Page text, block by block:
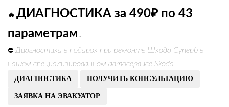
🔥 ДИАГНОСТИКА за 490₽ по 43
параметрам .
⛔ Диагностика в подарок при ремонте Шкода Суперб в
нашем специализированном автосервисе Skoda
ДИАГНОСТИКА ПОЛУЧИТЬ КОНСУЛЬТАЦИЮ
ЗАЯВКА НА ЭВАКУАТОР